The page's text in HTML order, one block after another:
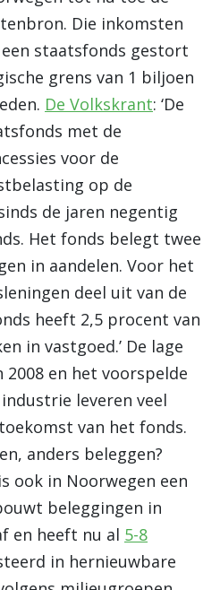
Die inkomsten
staatsfonds gestort
grens van 1 biljoen
De Volkskrant: ‘De
met de
voor de
op de
de jaren negentig
Het fonds belegt twee
in aandelen. Voor het
deel uit van de
heeft 2,5 procent van
in vastgoed.’ De lage
en het voorspelde
leveren veel
van het fonds.
anders beleggen?
ook in Noorwegen een
beleggingen in
en heeft nu al 5-8
in hernieuwbare